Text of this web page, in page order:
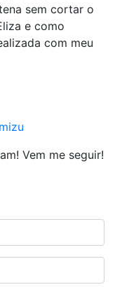
sem cortar o
e como
com meu
Vem me seguir!